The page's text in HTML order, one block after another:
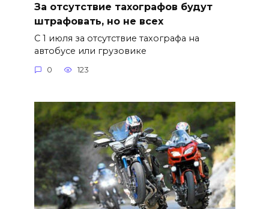
За отсутствие тахографов будут
штрафовать, но не всех
С 1 июля за отсутствие тахографа на
автобусе или грузовике
0 123